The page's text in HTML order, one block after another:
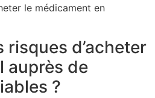
le médicament en
risques d’acheter
auprès de
?